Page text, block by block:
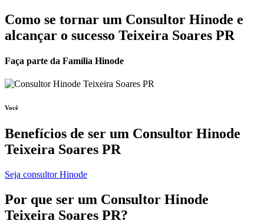
Como se tornar um Consultor Hinode e
alcançar o sucesso Teixeira Soares PR
Faça parte da Família Hinode
Você
Benefícios de ser um Consultor Hinode
Teixeira Soares PR
Seja consultor Hinode
Por que ser um Consultor Hinode
Teixeira Soares PR?